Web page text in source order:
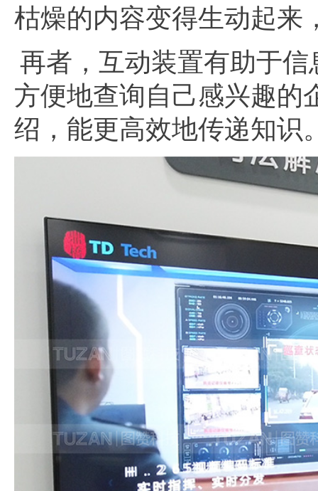
枯燥的内容变得生动起来
再者，互动装置有助于
方便地查询自己感兴趣的
绍，能更高效地传递知识